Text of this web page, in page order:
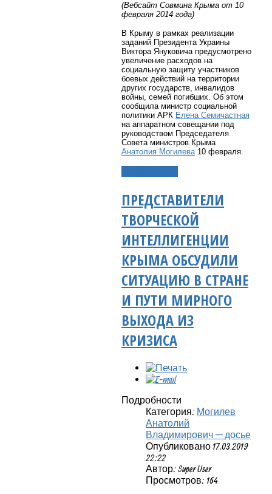
(Вебсайт Совмина Крыма от 10
февраля 2014 года)
В Крыму в рамках реализации
заданий Президента Украины
Виктора Януковича предусмотрено
увеличение расходов на
социальную защиту участников
боевых действий на территории
других государств, инвалидов
войны, семей погибших. Об этом
сообщила министр социальной
политики АРК Елена Семичастная
на аппаратном совещании под
руководством Председателя
Совета министров Крыма
Анатолия Могилева10 февраля.
ПРЕДСТАВИТЕЛИ
ТВОРЧЕСКОЙ
ИНТЕЛЛИГЕНЦИИ
КРЫМА ОБСУДИЛИ
СИТУАЦИЮ В СТРАНЕ
И ПУТИ МИРНОГО
ВЫХОДА ИЗ
КРИЗИСА
Подробности
Категория: Могилев
Анатолий
Владимирович — досье
Опубликовано 17.03.2019
22:22
Автор: Super User
Просмотров: 164